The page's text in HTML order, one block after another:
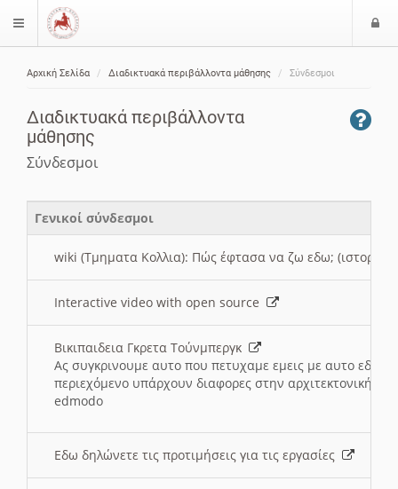
$langMenu
Αρχική Σελίδα Διαδικτυακά περιβάλλοντα μάθησης Σύνδεσμοι
Διαδικτυακά περιβάλλοντα
μάθησης
Σύνδεσμοι
Γενικοί σύνδεσμοι
wiki (Τμηματα Κολλια): Πώς έφτασα να ζω εδω; (ιστορια)
Interactive video with open source
Βικιπαιδεια Γκρετα Τούνμπεργκ
Ας συγκρινουμε αυτο που πετυχαμε εμεις με αυτο εδω
περιεχόμενο υπάρχουν διαφορες στην αρχιτεκτονική
edmodo
Εδω δηλώνετε τις προτιμήσεις για τις εργασίες